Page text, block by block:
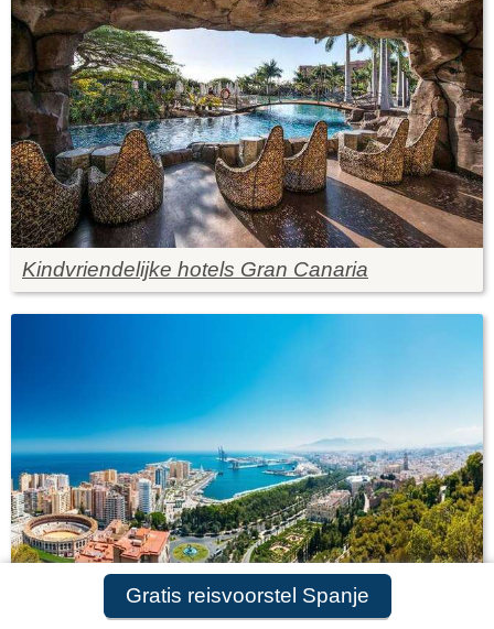
Gratis reisvoorstel Spanje
Kindvriendelijke hotels Gran Canaria